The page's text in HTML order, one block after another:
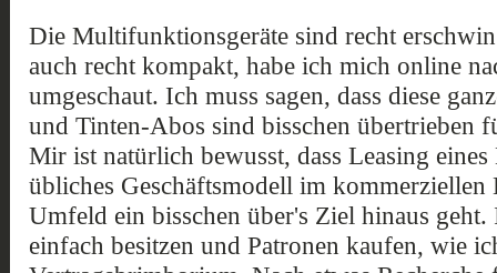
Die Multifunktionsgeräte sind recht
auch recht kompakt, habe ich mich online
umgeschaut. Ich muss sagen, dass diese
und Tinten-Abos sind bisschen übertrieben
Mir ist natürlich bewusst, dass Leasing
übliches Geschäftsmodell im kommerziellen
Umfeld ein bisschen über's Ziel hinaus geht.
einfach besitzen und Patronen kaufen, wie